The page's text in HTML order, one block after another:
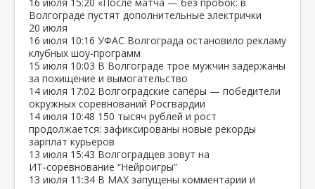
Волгограде пустят дополнительные электрички
20 июля
16 июля 10:16 УФАС Волгограда остановило рекламу
клубных шоу‑программ
15 июля 10:03 В Волгограде трое мужчин задержаны
за похищение и вымогательство
14 июля 17:02 Волгоградские сапёры — победители
окружных соревнований Росгвардии
14 июля 10:48 150 тысяч рублей и рост
продолжается: зафиксированы новые рекорды
зарплат курьеров
13 июля 15:43 Волгоградцев зовут на
ИТ‑соревнование “Нейроигры”
13 июля 11:34 В МАХ запущены комментарии и